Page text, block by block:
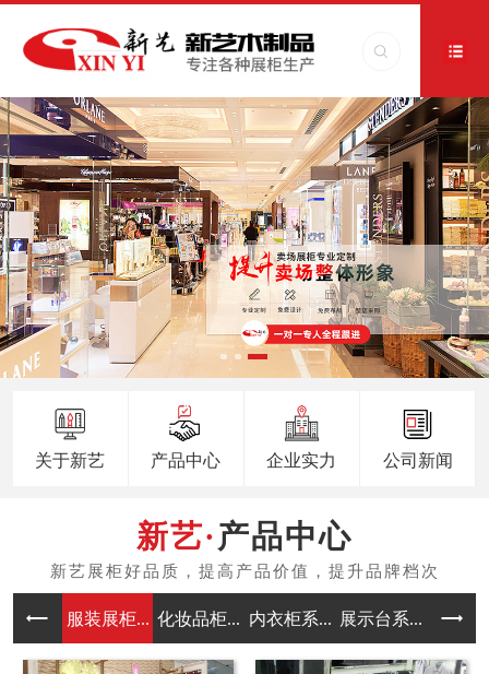
关于新艺 产品中心 企业实力 公司新闻
产品中心
服装展柜... 化妆品柜... 内衣柜系... 展示台系... 中岛